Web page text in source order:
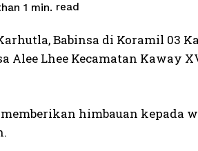
1 min. read
Babinsa di Koramil 03
Alee Lhee Kecamatan Kaway
himbauan kepada